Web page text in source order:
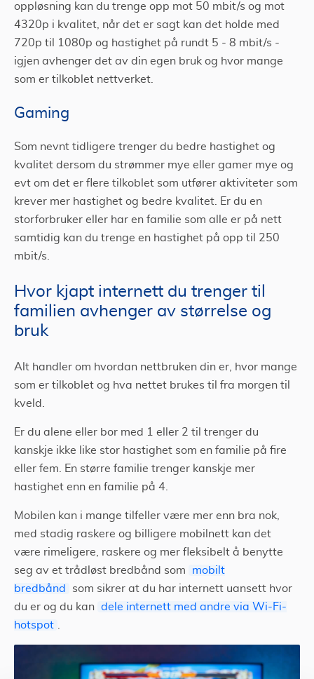
oppløsning kan du trenge opp mot 50 mbit/s og mot
4320p i kvalitet, når det er sagt kan det holde med
720p til 1080p og hastighet på rundt 5 - 8 mbit/s -
igjen avhenger det av din egen bruk og hvor mange
som er tilkoblet nettverket.
Gaming
Som nevnt tidligere trenger du bedre hastighet og
kvalitet dersom du strømmer mye eller gamer mye og
evt om det er flere tilkoblet som utfører aktiviteter som
krever mer hastighet og bedre kvalitet. Er du en
storforbruker eller har en familie som alle er på nett
samtidig kan du trenge en hastighet på opp til 250
mbit/s.
Hvor kjapt internett du trenger til
familien avhenger av størrelse og
bruk
Alt handler om hvordan nettbruken din er, hvor mange
som er tilkoblet og hva nettet brukes til fra morgen til
kveld.
Er du alene eller bor med 1 eller 2 til trenger du
kanskje ikke like stor hastighet som en familie på fire
eller fem. En større familie trenger kanskje mer
hastighet enn en familie på 4.
Mobilen kan i mange tilfeller være mer enn bra nok,
med stadig raskere og billigere mobilnett kan det
være rimeligere, raskere og mer fleksibelt å benytte
seg av et trådløst bredbånd som
mobilt
bredbånd
som sikrer at du har internett uansett hvor
du er og du kan dele internett med andre via Wi-Fi-
hotspot